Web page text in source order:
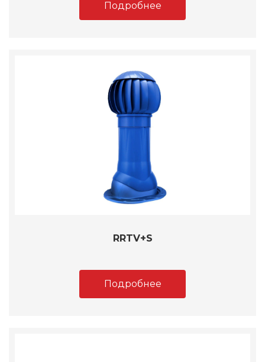
Подробнее
RRTV+S
Подробнее